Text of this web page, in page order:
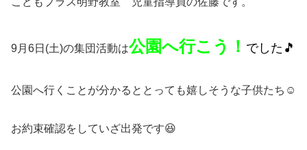
9月6日(土)の集団活動は公園へ行こう！ でした🎵
公園へ行くことが分かるととっても嬉しそうな子供たち☺
お約束確認をしていざ出発です😆